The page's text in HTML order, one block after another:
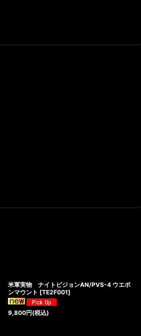
米軍実物 ナイトビジョンAN/PVS-4 ウエポ
ンマウント [TE2F001]
9,800円(税込)